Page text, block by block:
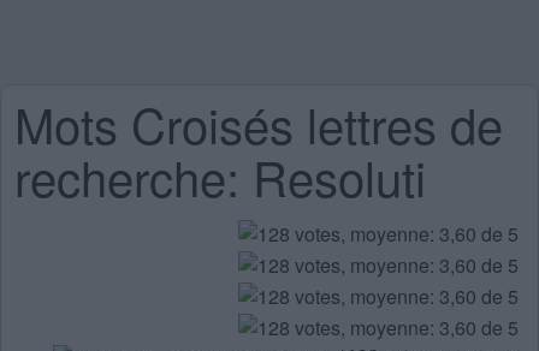
Mots Croisés lettres de
recherche: Resoluti